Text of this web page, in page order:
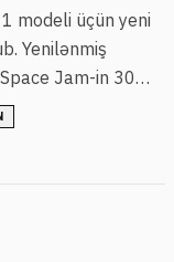
modeli üçün yeni
Yenilənmiş
Jam-in 30